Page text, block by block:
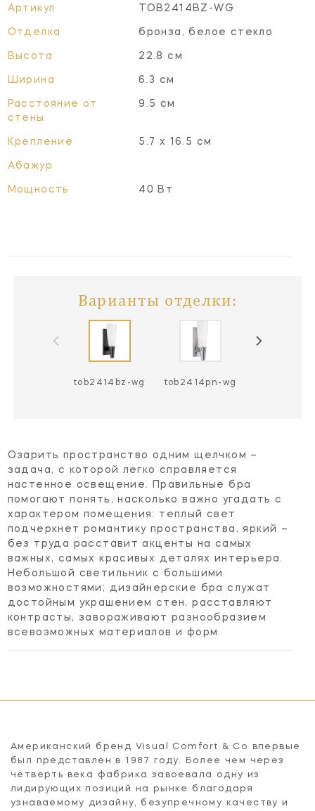
Артикул TOB2414BZ-WG
Отделка бронза, белое стекло
Высота 22.8 см
Ширина 6.3 см
Расстояние от
стены
9.5 см
Крепление 5.7 х 16.5 см
Абажур
Мощность 40 Вт
Варианты отделки:
tob2414bz-wg tob2414pn-wg
Озарить пространство одним щелчком –
задача, с которой легко справляется
настенное освещение. Правильные бра
помогают понять, насколько важно угадать с
характером помещения: теплый свет
подчеркнет романтику пространства, яркий –
без труда расставит акценты на самых
важных, самых красивых деталях интерьера.
Небольшой светильник с большими
возможностями; дизайнерские бра служат
достойным украшением стен, расставляют
контрасты, завораживают разнообразием
всевозможных материалов и форм.
Американский бренд Visual Comfort & Co впервые
был представлен в 1987 году. Более чем через
четверть века фабрика завоевала одну из
лидирующих позиций на рынке благодаря
узнаваемому дизайну, безупречному качеству и